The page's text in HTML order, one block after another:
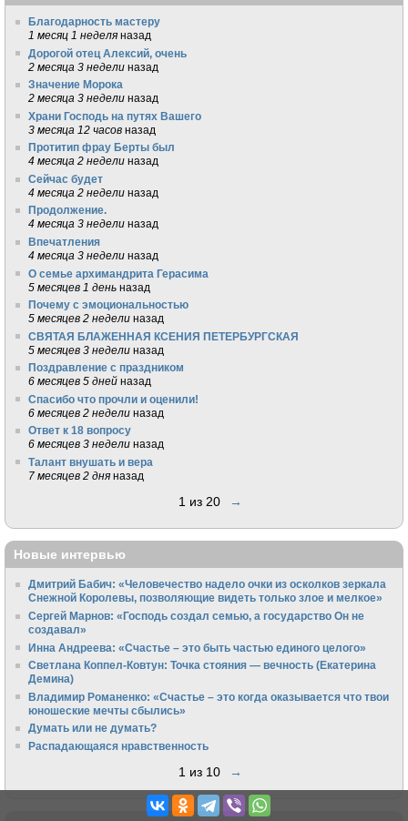
Благодарность мастеру
1 месяц 1 неделя назад
Дорогой отец Алексий, очень
2 месяца 3 недели назад
Значение Морока
2 месяца 3 недели назад
Храни Господь на путях Вашего
3 месяца 12 часов назад
Протитип фрау Берты был
4 месяца 2 недели назад
Сейчас будет
4 месяца 2 недели назад
Продолжение.
4 месяца 3 недели назад
Впечатления
4 месяца 3 недели назад
О семье архимандрита Герасима
5 месяцев 1 день назад
Почему с эмоциональностью
5 месяцев 2 недели назад
СВЯТАЯ БЛАЖЕННАЯ КСЕНИЯ ПЕТЕРБУРГСКАЯ
5 месяцев 3 недели назад
Поздравление с праздником
6 месяцев 5 дней назад
Спасибо что прочли и оценили!
6 месяцев 2 недели назад
Ответ к 18 вопросу
6 месяцев 3 недели назад
Талант внушать и вера
7 месяцев 2 дня назад
1 из 20 →
Новые интервью
Дмитрий Бабич: «Человечество надело очки из осколков зеркала
Снежной Королевы, позволяющие видеть только злое и мелкое»
Сергей Марнов: «Господь создал семью, а государство Он не
создавал»
Инна Андреева: «Счастье – это быть частью единого целого»
Светлана Коппел-Ковтун: Точка стояния — вечность (Екатерина
Демина)
Владимир Романенко: «Счастье – это когда оказывается что твои
юношеские мечты сбылись»
Думать или не думать?
Распадающаяся нравственность
1 из 10 →